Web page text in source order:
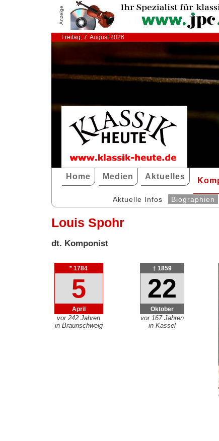
Anzeige
Freitag, 7. August 2026
Home Medien Aktuelles
Aktuelle Infos Biographien
Louis Spohr
dt. Komponist
* 1784
5
April
vor 242 Jahren
in Braunschweig
† 1859
22
Oktober
vor 167 Jahren
in Kassel